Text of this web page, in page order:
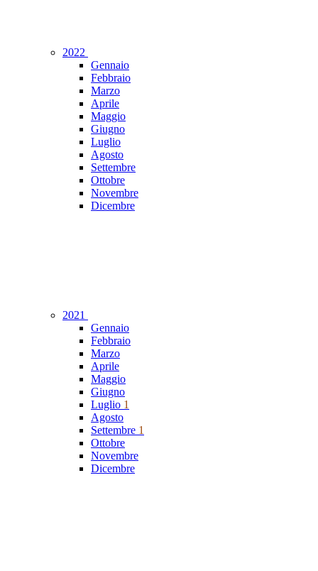
2022
Gennaio
Febbraio
Marzo
Aprile
Maggio
Giugno
Luglio
Agosto
Settembre
Ottobre
Novembre
Dicembre
2021
Gennaio
Febbraio
Marzo
Aprile
Maggio
Giugno
Luglio 1
Agosto
Settembre 1
Ottobre
Novembre
Dicembre